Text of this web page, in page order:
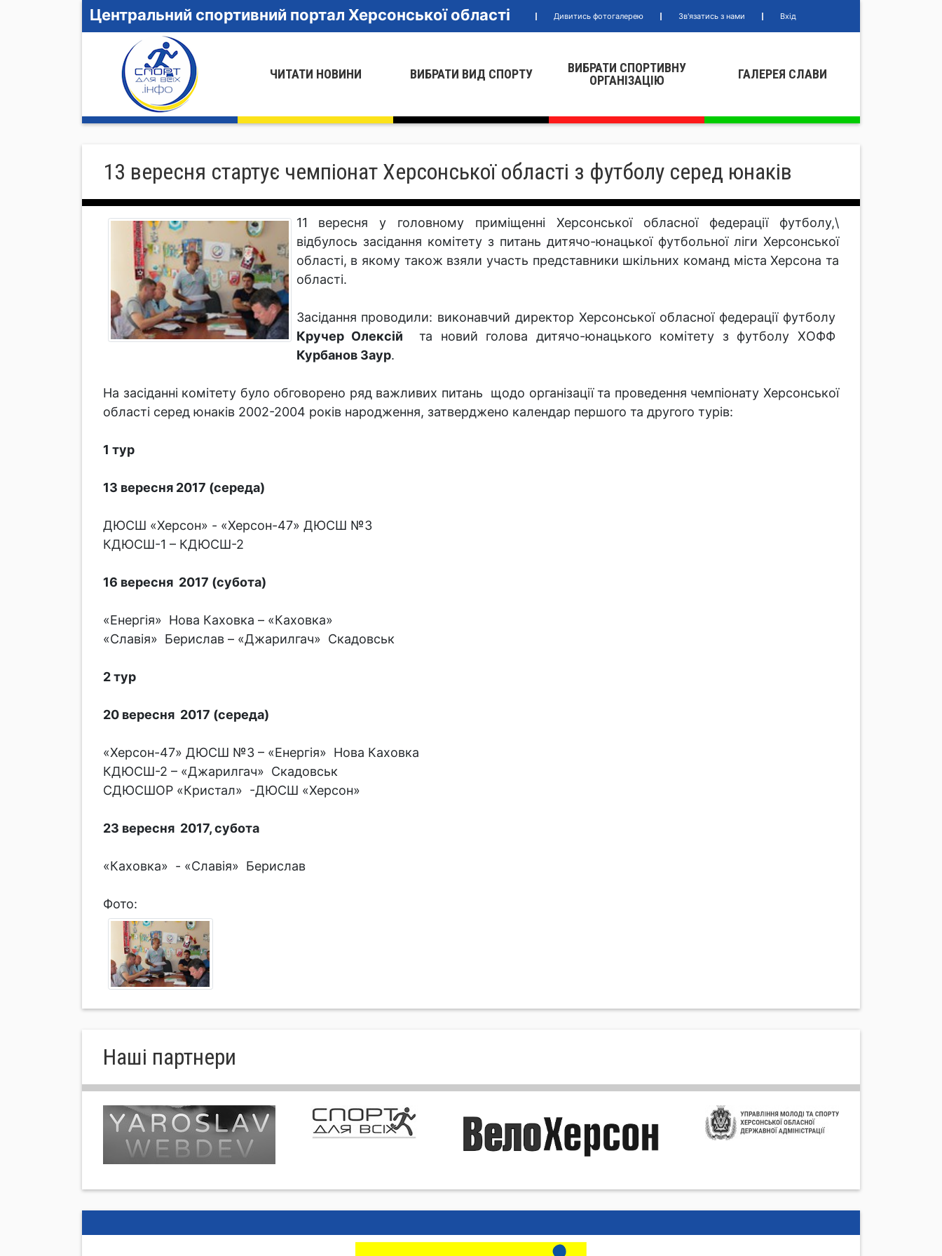
Центральний спортивний портал Херсонської області Дивитись фотогалерею Зв'язатись з нами Вхід
ЧИТАТИ НОВИНИ ВИБРАТИ ВИД СПОРТУ
ВИБРАТИ СПОРТИВНУ
ОРГАНIЗАЦIЮ
ГАЛЕРЕЯ СЛАВИ
13 вересня стартує чемпіонат Херсонської області з футболу серед юнаків
11 вересня у головному приміщенні Херсонської обласної федерації футболу,\
відбулось засідання комітету з питань дитячо-юнацької футбольної ліги Херсонської
області, в якому також взяли участь представники шкільних команд міста Херсона та
області.
Засідання проводили: виконавчий директор Херсонської обласної федерації футболу
Кручер Олексій та новий голова дитячо-юнацького комітету з футболу ХОФФ
Курбанов Заур.
На засіданні комітету було обговорено ряд важливих питань щодо організації та проведення чемпіонату Херсонської
області серед юнаків 2002-2004 років народження, затверджено календар першого та другого турів:
1 тур
13 вересня 2017 (середа)
ДЮСШ «Херсон» - «Херсон-47» ДЮСШ №3
КДЮСШ-1 – КДЮСШ-2
16 вересня 2017 (субота)
«Енергія» Нова Каховка – «Каховка»
«Славія» Берислав – «Джарилгач» Скадовськ
2 тур
20 вересня 2017 (середа)
«Херсон-47» ДЮСШ №3 – «Енергія» Нова Каховка
КДЮСШ-2 – «Джарилгач» Скадовськ
СДЮСШОР «Кристал» -ДЮСШ «Херсон»
23 вересня 2017, субота
«Каховка» - «Славія» Берислав
Фото:
Нашi партнери